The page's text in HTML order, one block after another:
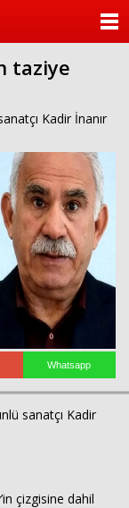
taziye
Kadir İnanır
Whatsapp
sanatçı Kadir
çizgisine dahil
KATEGORİLER
ANKETLER
FOTO GALERİ
VİDEO GALERİ
KÜNYE